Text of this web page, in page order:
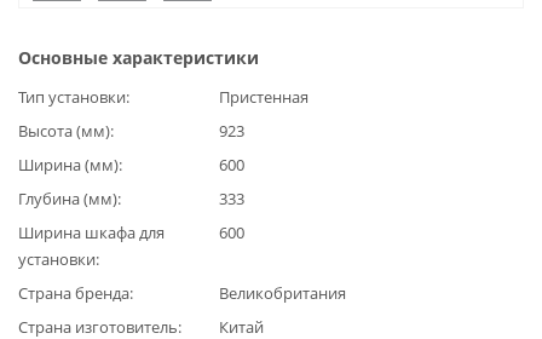
Основные характеристики
Тип установки
Пристенная
Высота (мм)
923
Ширина (мм)
600
Глубина (мм)
333
Ширина шкафа для
установки
600
Страна бренда
Великобритания
Страна изготовитель
Китай